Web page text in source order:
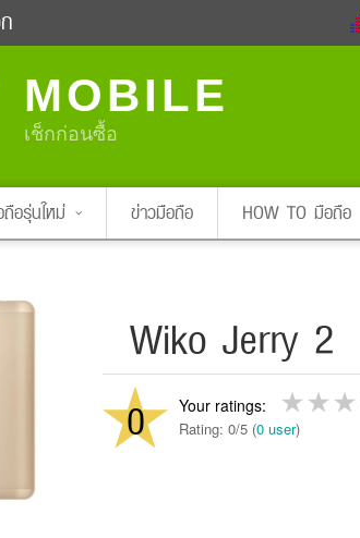
หมากรุกไทย
ด็ก ดูดวง
มเร็วเน็ต iPhone Facebook
MOBILE
เช็กก่อนซื้อ
อรุ่นใหม่ ข่าวมือถือ HOW TO มือถือ
Wiko Jerry 2
0 Rating: 0/5 (0 user)